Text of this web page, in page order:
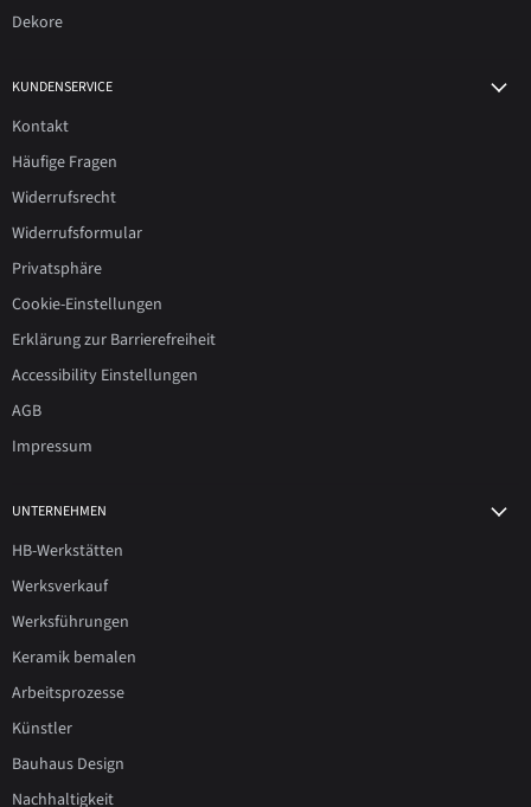
Dekore
KUNDENSERVICE
Kontakt
Häufige Fragen
Widerrufsrecht
Widerrufsformular
Privatsphäre
Cookie-Einstellungen
Erklärung zur Barrierefreiheit
Accessibility Einstellungen
AGB
Impressum
UNTERNEHMEN
HB-Werkstätten
Werksverkauf
Werksführungen
Keramik bemalen
Arbeitsprozesse
Künstler
Bauhaus Design
Nachhaltigkeit